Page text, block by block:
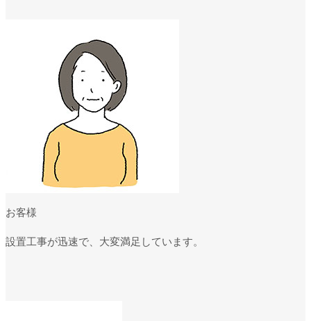
お客様
設置工事が迅速で、大変満足しています。